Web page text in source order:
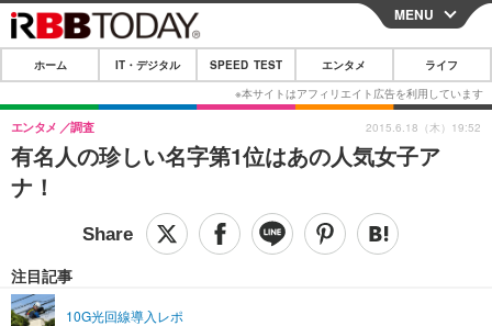
CLOSE
ホーム
IT・デジタル
IT・デジタルTOP スマートフォン
ショッピング その他
SPEED TEST
エンタメTOP 映画・ドラマ
ライフTOP
リリース一覧
MENU
ホーム IT・デジタル SPEED TEST エンタメ ライフ
有名人の珍しい名字第1位はあの人気女子ア
ナ！
エンタメ 調査
注目記事
10G光回線導入レポ
2015.6.18（木）19:52